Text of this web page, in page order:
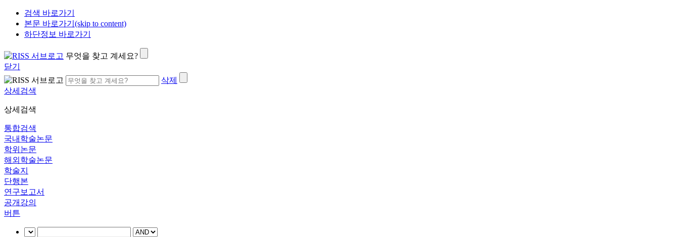
검색 바로가기
본문 바로가기(skip to content)
하단정보 바로가기
무엇을 찾고 계세요?
닫기
삭제
상세검색
상세검색
통합검색
국내학술논문
학위논문
해외학술논문
학술지
단행본
연구보고서
공개강의
버튼